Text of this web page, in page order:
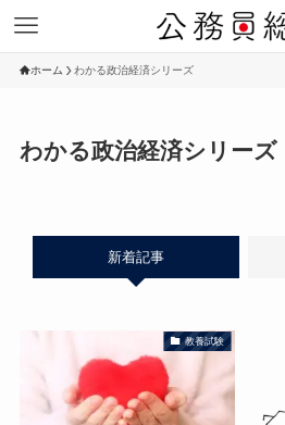
ホーム わかる政治経済シリーズ
わかる政治経済シリーズ
新着記事
教養試験